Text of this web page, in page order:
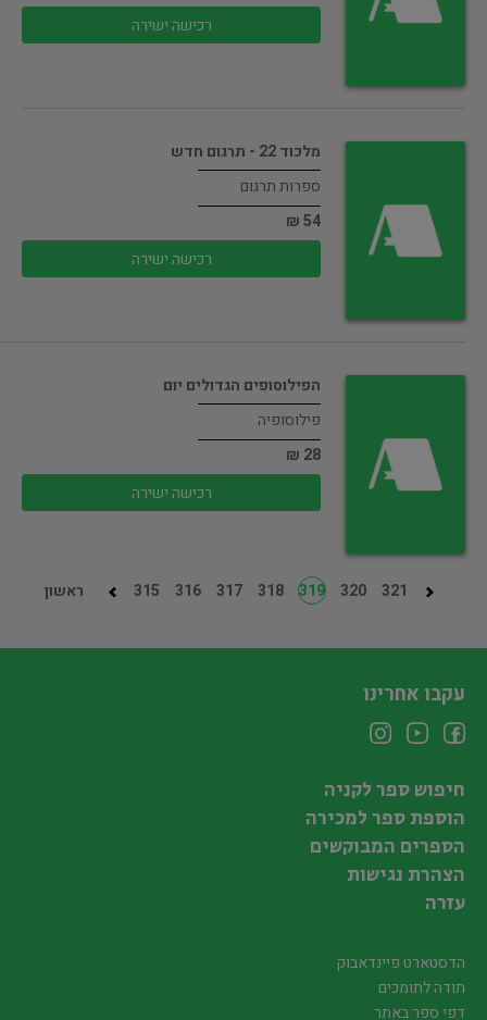
רכישה ישירה
מלכוד 22 - תרגום חדש
ספרות תרגום
54 ₪
רכישה ישירה
הפילוסופים הגדולים יום
פילוסופיה
28 ₪
רכישה ישירה
ראשון 315 316 317 318 319 320 321
עקבו אחרינו
חיפוש ספר לקניה
הוספת ספר למכירה
הספרים המבוקשים
הצהרת נגישות
עזרה
הדסטארט פיינדאבוק
תודה לתומכים
דפי ספר באתר